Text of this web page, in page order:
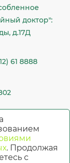
доктор":
д.17Д
61 8888
. Продолжая
с